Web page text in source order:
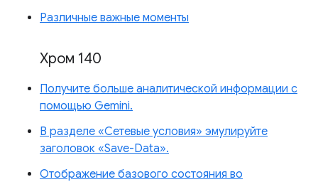
Различные важные моменты
Хром 140
Получите больше аналитической информации с
помощью Gemini.
В разделе «Сетевые условия» эмулируйте
заголовок «Save-Data».
Отображение базового состояния во